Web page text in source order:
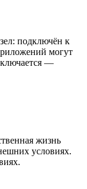
подключён к
могут
—
жизнь
условиях.